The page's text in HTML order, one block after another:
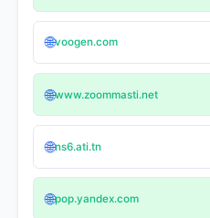
SMS Gratuit
🌐voogen.com
🌐www.zoommasti.net
🌐ns6.ati.tn
🌐pop.yandex.com